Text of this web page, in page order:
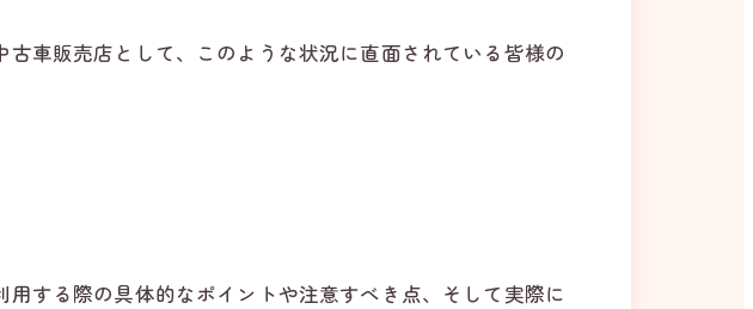
車販売店として、このような状況に直面されている皆様の
する際の具体的なポイントや注意すべき点、そして実際に